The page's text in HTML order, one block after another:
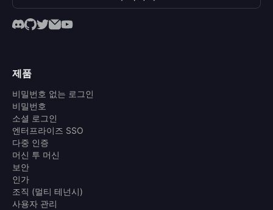
제품
비밀번호 없는 로그인
비밀번호
소셜 로그인
엔터프라이즈 SSO
다중 인증
머신 투 머신
보안
인가
조직 (멀티 테넌시)
사용자 관리